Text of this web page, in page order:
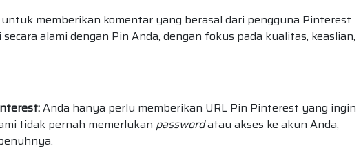
untuk memberikan komentar yang berasal dari pengguna Pinterest
alami dengan Pin Anda, dengan fokus pada kualitas, keaslian,
Anda hanya perlu memberikan URL Pin Pinterest yang ingin
tidak pernah memerlukan passwordatau akses ke akun Anda,